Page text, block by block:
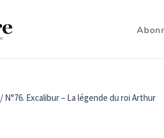
/ N°76. Excalibur – La légende du roi Arthur